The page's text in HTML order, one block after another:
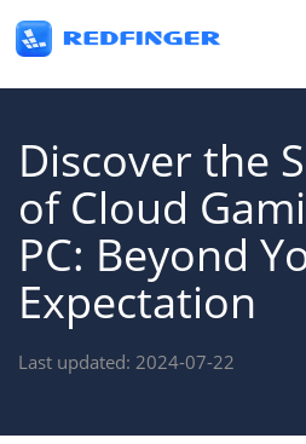
Discover the
of Cloud
PC: Beyond
Expectation
Last updated: 2024-07-22